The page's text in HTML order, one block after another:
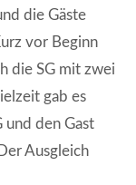
die Gäste
vor Beginn
die SG mit zwei
gab es
und den Gast
Ausgleich